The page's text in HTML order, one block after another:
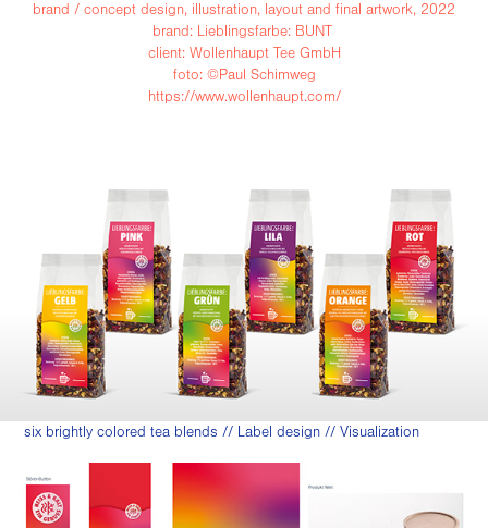
brand / concept design, illustration, layout and final artwork, 2022
brand: Lieblingsfarbe: BUNT
client: Wollenhaupt Tee GmbH
foto: ©Paul Schimweg
https://www.wollenhaupt.com/
six brightly colored tea blends // Label design // Visualization